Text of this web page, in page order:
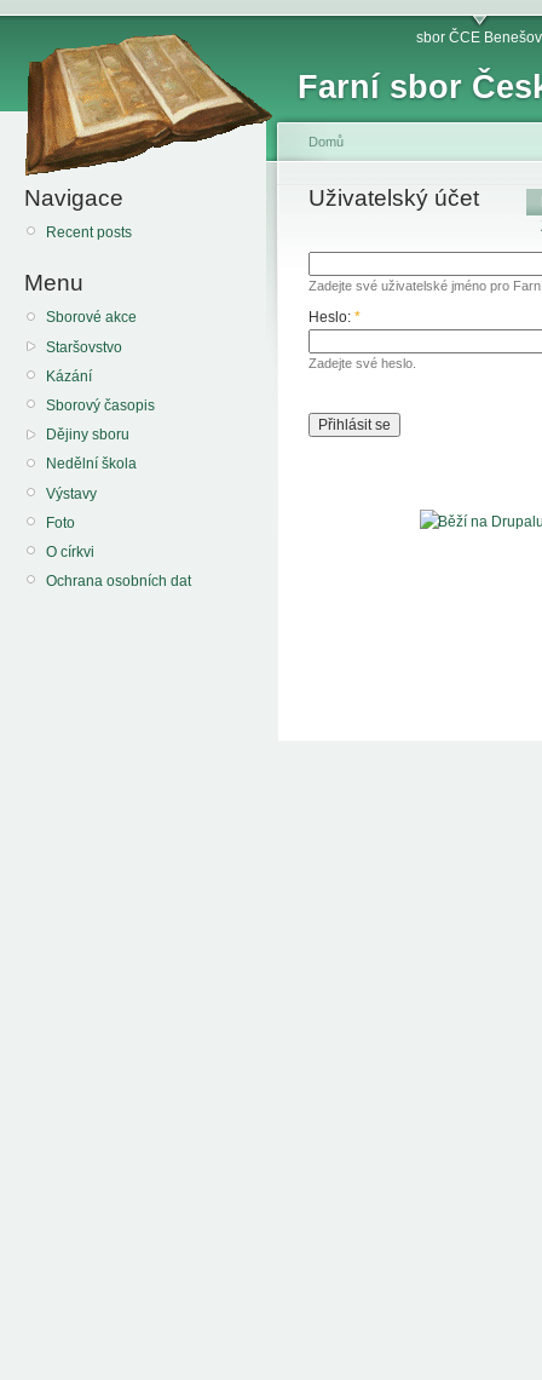
Farní sbor
sbor ČCE Benešov
Navigace
Recent posts
Menu
Sborové akce
Staršovstvo
Kázání
Sborový časopis
Dějiny sboru
Nedělní škola
Výstavy
Foto
O církvi
Ochrana osobních dat
Domů
Uživatelský účet
Zadejte své uživatelské jméno pro
Heslo: *
Zadejte své heslo.